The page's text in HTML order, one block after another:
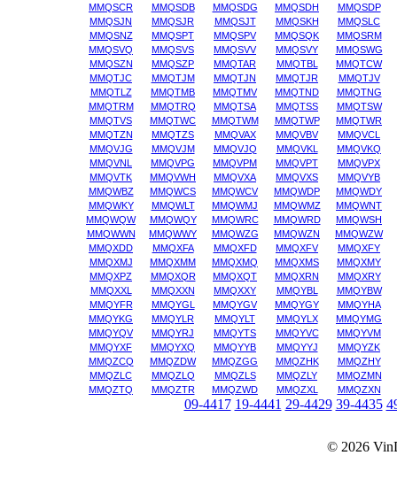
MMQSCR
MMQSDB MMQSDG MMQSDH
MMQSDP
MMQSJN
MMQSJR MMQSJT MMQSKH
MMQSLC
MMQSNZ
MMQSPT MMQSPV MMQSQK
MMQSRM
MMQSVQ
MMQSVS MMQSVV MMQSVY
MMQSWG
MMQSZN
MMQSZP MMQTAR MMQTBL
MMQTCW
MMQTJC
MMQTJM MMQTJN MMQTJR
MMQTJV
MMQTLZ
MMQTMB MMQTMV MMQTND
MMQTNG
MMQTRM
MMQTRQ MMQTSA MMQTSS
MMQTSW
MMQTVS
MMQTWC MMQTWM MMQTWP
MMQTWR
MMQTZN
MMQTZS MMQVAX MMQVBV
MMQVCL
MMQVJG
MMQVJM MMQVJQ MMQVKL
MMQVKQ
MMQVNL
MMQVPG MMQVPM MMQVPT
MMQVPX
MMQVTK
MMQVWH MMQVXA MMQVXS
MMQVYB
MMQWBZ
MMQWCS MMQWCV MMQWDP
MMQWDY
MMQWKY
MMQWLT MMQWMJ MMQWMZ
MMQWNT
MMQWQW
MMQWQY MMQWRC MMQWRD
MMQWSH
MMQWWN
MMQWWY MMQWZG MMQWZN
MMQWZW
MMQXDD
MMQXFA MMQXFD MMQXFV
MMQXFY
MMQXMJ
MMQXMM MMQXMQ MMQXMS
MMQXMY
MMQXPZ
MMQXQR MMQXQT MMQXRN
MMQXRY
MMQXXL
MMQXXN MMQXXY MMQYBL
MMQYBW
MMQYFR
MMQYGL MMQYGV MMQYGY
MMQYHA
MMQYKG
MMQYLR MMQYLT MMQYLX
MMQYMG
MMQYQV
MMQYRJ MMQYTS MMQYVC
MMQYVM
MMQYXF
MMQYXQ MMQYYB MMQYYJ
MMQYZK
MMQZCQ
MMQZDW MMQZGG MMQZHK
MMQZHY
MMQZLC
MMQZLQ MMQZLS MMQZLY
MMQZMN
MMQZTQ
MMQZTR MMQZWD MMQZXL MMQZXN
09-4417 19-4441 29-4429 39-4435
© 2026